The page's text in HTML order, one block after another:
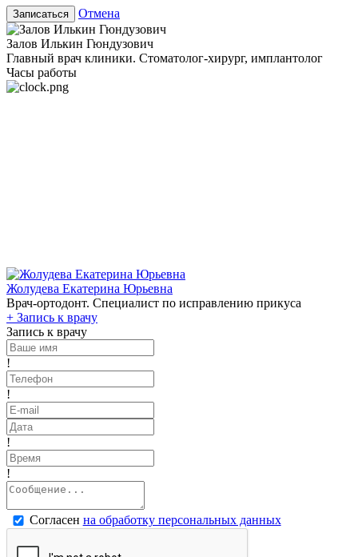
Записаться Отмена
Залов Илькин Гюндузович
Главный врач клиники. Стоматолог-хирург, имплантолог
Часы работы
Жолудева Екатерина Юрьевна
Врач-ортодонт. Специалист по исправлению прикуса
+ Запись к врачу
Запись к врачу
!
!
!
!
Согласен на обработку персональных данных